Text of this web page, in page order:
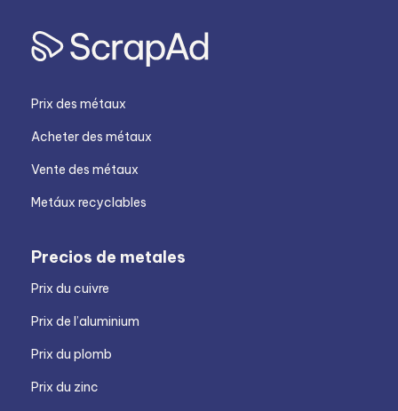
Prix des métaux
Acheter des métaux
Vente des métaux
Metáux recyclables
Precios de metales
Prix du cuivre
Prix de l’aluminium
Prix du plomb
Prix du zinc